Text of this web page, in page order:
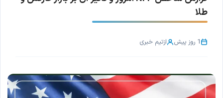
طلا
1 روز پیش ازتیم خبری